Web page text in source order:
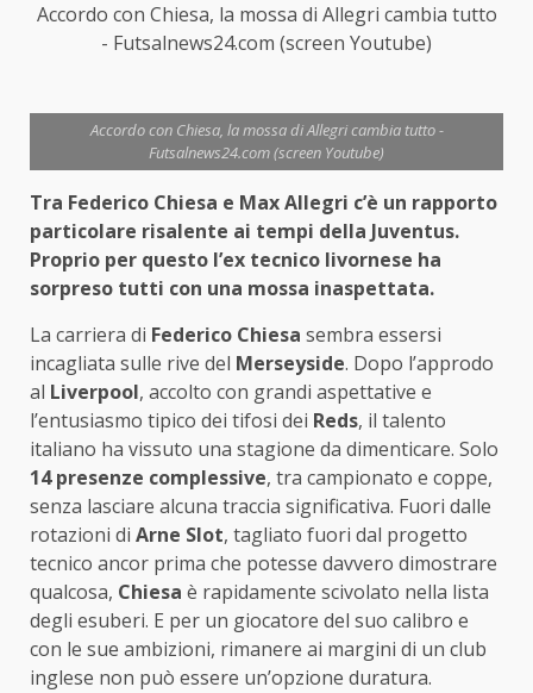
Accordo con Chiesa, la mossa di Allegri cambia tutto
- Futsalnews24.com (screen Youtube)
Accordo con Chiesa, la mossa di Allegri cambia tutto -
Futsalnews24.com (screen Youtube)
Tra Federico Chiesa e Max Allegri c’è un rapporto
particolare risalente ai tempi della Juventus.
Proprio per questo l’ex tecnico livornese ha
sorpreso tutti con una mossa inaspettata.
La carriera di Federico Chiesa sembra essersi
incagliata sulle rive del Merseyside. Dopo l’approdo
al Liverpool, accolto con grandi aspettative e
l’entusiasmo tipico dei tifosi dei Reds, il talento
italiano ha vissuto una stagione da dimenticare. Solo
14presenze complessive, tra campionato e coppe,
senza lasciare alcuna traccia significativa. Fuori dalle
rotazioni di Arne Slot, tagliato fuori dal progetto
tecnico ancor prima che potesse davvero dimostrare
qualcosa, Chiesa è rapidamente scivolato nella lista
degli esuberi. E per un giocatore del suo calibro e
con le sue ambizioni, rimanere ai margini di un club
inglese non può essere un’opzione duratura.